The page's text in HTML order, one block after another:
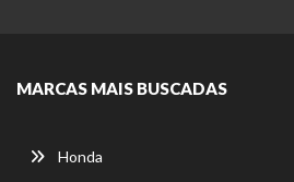
MARCAS MAIS BUSCADAS
Honda